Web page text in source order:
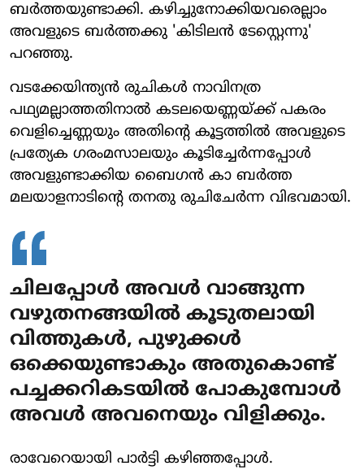
ബര്‍ത്തയുണ്ടാക്കി. കഴിച്ചുനോക്കിയവരെല്ലാം
അവളുടെ ബര്‍ത്തക്കു 'കിടിലന്‍ ടേസ്റ്റെന്നു'
പറഞ്ഞു.
വടക്കേയിന്ത്യന്‍ രുചികള്‍ നാവിനത്ര
പഥ്യമല്ലാത്തതിനാല്‍ കടലയെണ്ണയ്ക്ക് പകരം
വെളിച്ചെണ്ണയും അതിന്റെ കൂട്ടത്തില്‍ അവളുടെ
പ്രത്യേക ഗരംമസാലയും കൂടിച്ചേര്‍ന്നപ്പോള്‍
അവളുണ്ടാക്കിയ ബൈഗന്‍ കാ ബര്‍ത്ത
മലയാളനാടിന്റെ തനതു രുചിചേര്‍ന്ന വിഭവമായി.
ചിലപ്പോള്‍ അവള്‍ വാങ്ങുന്ന
വഴുതനങ്ങയില്‍ കൂടുതലായി
വിത്തുകള്‍, പുഴുക്കള്‍
ഒക്കെയുണ്ടാകും അതുകൊണ്ട്
പച്ചക്കറികടയില്‍ പോകുമ്പോള്‍
അവള്‍ അവനെയും വിളിക്കും.
രാവേറെയായി പാര്‍ട്ടി കഴിഞ്ഞപ്പോള്‍.